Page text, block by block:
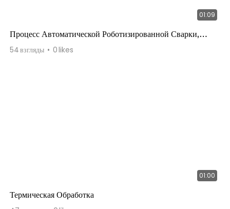
01:09
Процесс Автоматической Роботизированной Сварки,
Часть 2
54взгляды 0likes
01:00
Термическая Обработка